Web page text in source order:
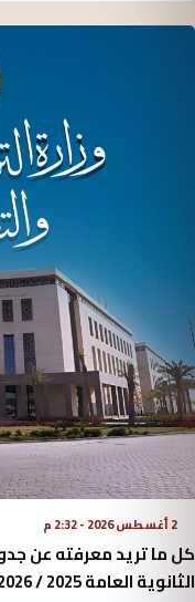
2 أغسطس 2026 - 2:32 م
كل ما تريد معرفته عن
الثانوية العامة 2025 / 2026